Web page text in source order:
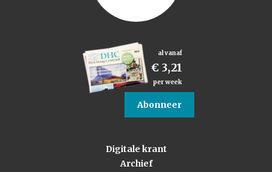
al vanaf
€ 3,21
per week
Abonneer
Digitale krant
Archief